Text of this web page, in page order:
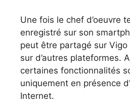
Une fois le chef d’oeuvre
enregistré sur son
peut être partagé sur
sur d’autres plateformes.
certaines fonctionnalités
uniquement en présence
Internet.